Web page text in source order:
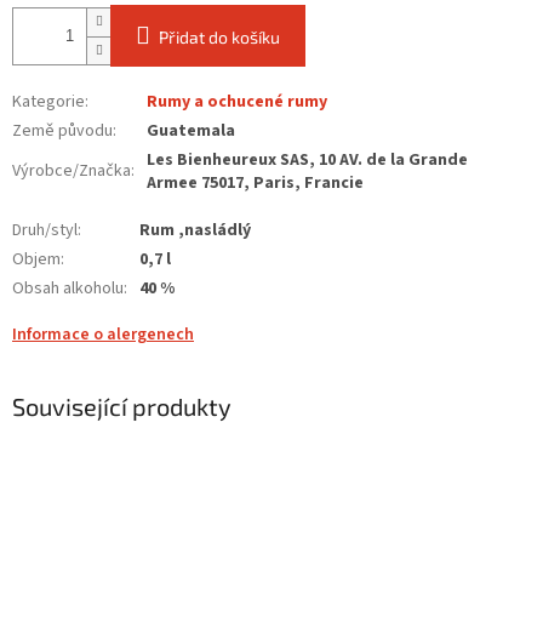
Přidat do košíku
Kategorie:
Rumy a ochucené rumy
Země původu:
Guatemala
Výrobce/Značka: Les Bienheureux SAS, 10 AV. de la Grande
Armee 75017, Paris, Francie
Druh/styl:
Rum ,nasládlý
Objem:
0,7 l
Obsah alkoholu: 40 %
Informace o alergenech
Související produkty